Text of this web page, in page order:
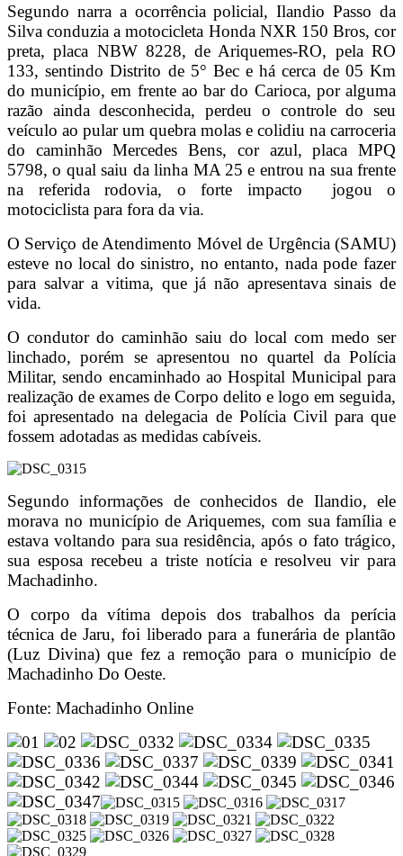
Segundo narra a ocorrência policial, Ilandio Passo da
Silva conduzia a motocicleta Honda NXR 150 Bros, cor
preta, placa NBW 8228, de Ariquemes-RO, pela RO
133, sentindo Distrito de 5° Bec e há cerca de 05 Km
do município, em frente ao bar do Carioca, por alguma
razão ainda desconhecida, perdeu o controle do seu
veículo ao pular um quebra molas e colidiu na carroceria
do caminhão Mercedes Bens, cor azul, placa MPQ
5798, o qual saiu da linha MA 25 e entrou na sua frente
na referida rodovia, o forte impacto jogou o
motociclista para fora da via.
O Serviço de Atendimento Móvel de Urgência (SAMU)
esteve no local do sinistro, no entanto, nada pode fazer
para salvar a vitima, que já não apresentava sinais de
vida.
O condutor do caminhão saiu do local com medo ser
linchado, porém se apresentou no quartel da Polícia
Militar, sendo encaminhado ao Hospital Municipal para
realização de exames de Corpo delito e logo em seguida,
foi apresentado na delegacia de Polícia Civil para que
fossem adotadas as medidas cabíveis.
Segundo informações de conhecidos de Ilandio, ele
morava no município de Ariquemes, com sua família e
estava voltando para sua residência, após o fato trágico,
sua esposa recebeu a triste notícia e resolveu vir para
Machadinho.
O corpo da vítima depois dos trabalhos da perícia
técnica de Jaru, foi liberado para a funerária de plantão
(Luz Divina) que fez a remoção para o município de
Machadinho Do Oeste.
Fonte: Machadinho Online